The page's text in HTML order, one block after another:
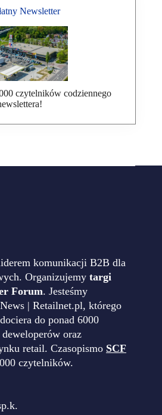
Newsletter
czytelników codziennego
komunikacji B2B dla
Organizujemy targi
Forum. Jesteśmy
| Retailnet.pl, którego
dociera do ponad 6000
oraz
retail. Czasopismo SCF
czytelników.